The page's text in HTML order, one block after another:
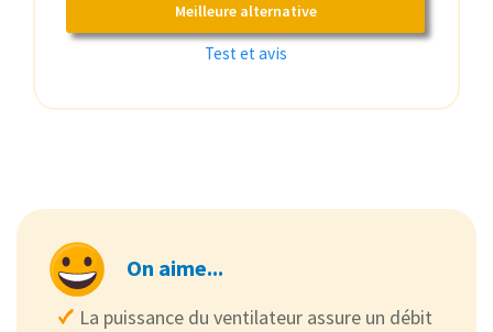
Meilleure alternative
Test et avis
On aime...
La puissance du ventilateur assure un débit